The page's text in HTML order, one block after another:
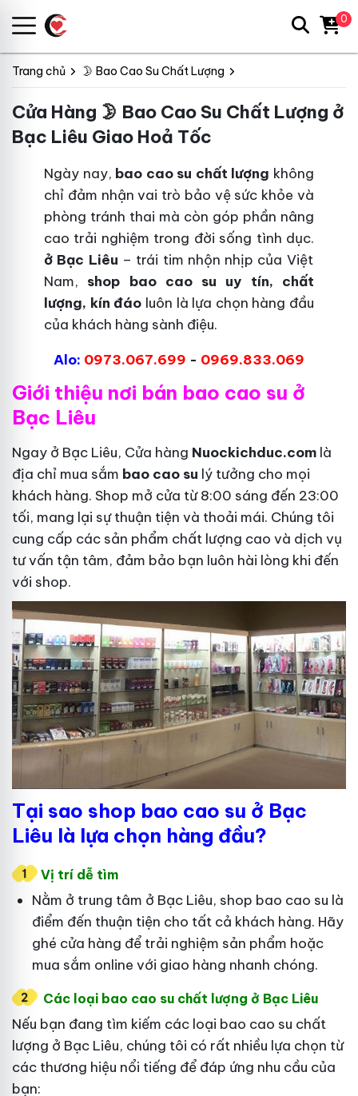
Trang chủ 🌛 Bao Cao Su Chất Lượng
Cửa Hàng 🌛 Bao Cao Su Chất Lượng ở
Bạc Liêu Giao Hoả Tốc
Ngày nay, bao cao su chất lượng không
chỉ đảm nhận vai trò bảo vệ sức khỏe và
phòng tránh thai mà còn góp phần nâng
cao trải nghiệm trong đời sống tình dục.
ở Bạc Liêu – trái tim nhộn nhịp của Việt
Nam, shop bao cao su uy tín, chất
lượng, kín đáo luôn là lựa chọn hàng đầu
của khách hàng sành điệu.
Alo: 0973.067.699 - 0969.833.069
Giới thiệu nơi bán bao cao su ở
Bạc Liêu
Ngay ở Bạc Liêu, Cửa hàng Nuockichduc.com là
địa chỉ mua sắm bao cao su lý tưởng cho mọi
khách hàng. Shop mở cửa từ 8:00 sáng đến 23:00
tối, mang lại sự thuận tiện và thoải mái. Chúng tôi
cung cấp các sản phẩm chất lượng cao và dịch vụ
tư vấn tận tâm, đảm bảo bạn luôn hài lòng khi đến
với shop.
Tại sao shop bao cao su ở Bạc
Liêu là lựa chọn hàng đầu?
Vị trí dễ tìm
Nằm ở trung tâm ở Bạc Liêu, shop bao cao su là
điểm đến thuận tiện cho tất cả khách hàng. Hãy
ghé cửa hàng để trải nghiệm sản phẩm hoặc
mua sắm online với giao hàng nhanh chóng.
Các loại bao cao su chất lượng ở Bạc Liêu
Nếu bạn đang tìm kiếm các loại bao cao su chất
lượng ở Bạc Liêu, chúng tôi có rất nhiều lựa chọn từ
các thương hiệu nổi tiếng để đáp ứng nhu cầu của
bạn:
0